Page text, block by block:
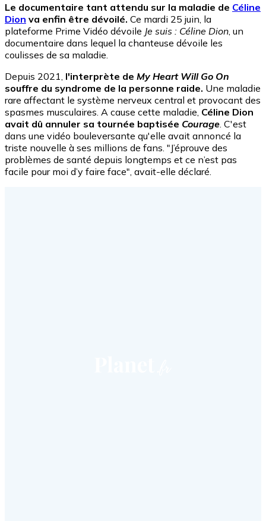
Le documentaire tant attendu sur la maladie de Céline
Dion va enfin être dévoilé. Ce mardi 25 juin, la
plateforme Prime Vidéo dévoile Je suis : Céline Dion , un
documentaire dans lequel la chanteuse dévoile les
coulisses de sa maladie.
Depuis 2021, l'interprète de My Heart Will Go On
souffre du syndrome de la personne raide. Une maladie
rare affectant le système nerveux central et provocant des
spasmes musculaires. A cause cette maladie, Céline Dion
avait dû annuler sa tournée baptisée Courage . C'est
dans une vidéo bouleversante qu'elle avait annoncé la
triste nouvelle à ses millions de fans. "J’éprouve des
problèmes de santé depuis longtemps et ce n’est pas
facile pour moi d’y faire face", avait-elle déclaré.